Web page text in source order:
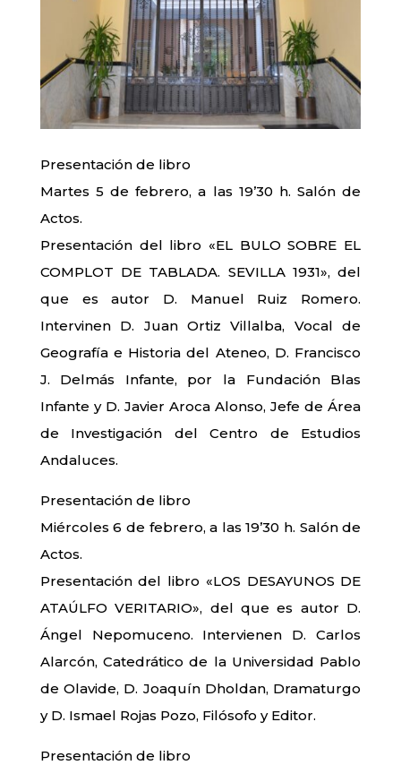
Presentación de libro
Martes 5 de febrero, a las 19’30 h. Salón de
Actos.
Presentación del libro «EL BULO SOBRE EL
COMPLOT DE TABLADA. SEVILLA 1931», del
que es autor D. Manuel Ruiz Romero.
Intervinen D. Juan Ortiz Villalba, Vocal de
Geografía e Historia del Ateneo, D. Francisco
J. Delmás Infante, por la Fundación Blas
Infante y D. Javier Aroca Alonso, Jefe de Área
de Investigación del Centro de Estudios
Andaluces.
Presentación de libro
Miércoles 6 de febrero, a las 19’30 h. Salón de
Actos.
Presentación del libro «LOS DESAYUNOS DE
ATAÚLFO VERITARIO», del que es autor D.
Ángel Nepomuceno. Intervienen D. Carlos
Alarcón, Catedrático de la Universidad Pablo
de Olavide, D. Joaquín Dholdan, Dramaturgo
y D. Ismael Rojas Pozo, Filósofo y Editor.
Presentación de libro